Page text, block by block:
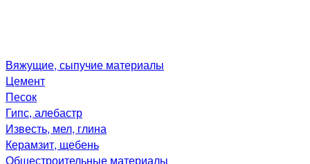
Вяжущие, сыпучие материалы
Цемент
Песок
Гипс, алебастр
Известь, мел, глина
Керамзит, щебень
Общестроительные материалы